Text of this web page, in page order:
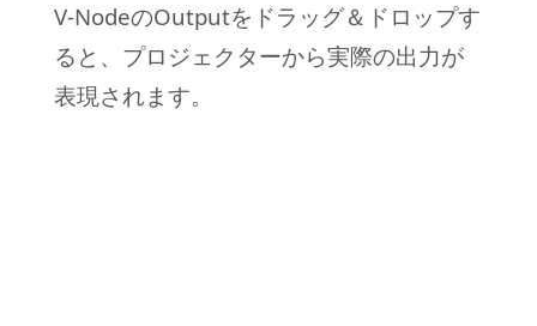
V-NodeのOutputをドラッグ＆ドロップす
ると、プロジェクターから実際の出力が
表現されます。